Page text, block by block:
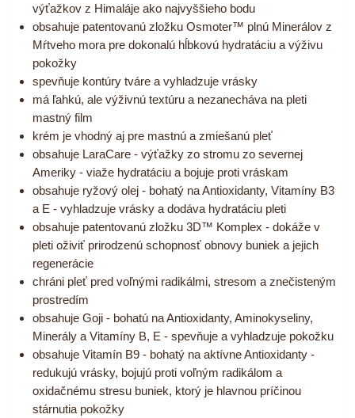
výťažkov z Himaláje ako najvyššieho bodu
obsahuje patentovanú zložku Osmoter™ plnú Minerálov z
Mŕtveho mora pre dokonalú hĺbkovú hydratáciu a výživu
pokožky
spevňuje kontúry tváre a vyhladzuje vrásky
má ľahkú, ale výživnú textúru a nezanecháva na pleti
mastný film
krém je vhodný aj pre mastnú a zmiešanú pleť
obsahuje LaraCare - výťažky zo stromu zo severnej
Ameriky - viaže hydratáciu a bojuje proti vráskam
obsahuje ryžový olej - bohatý na Antioxidanty, Vitamíny B3
a E - vyhladzuje vrásky a dodáva hydratáciu pleti
obsahuje patentovanú zložku 3D™ Komplex - dokáže v
pleti oživiť prirodzenú schopnosť obnovy buniek a jejich
regenerácie
chráni pleť pred voľnými radikálmi, stresom a znečisteným
prostredím
obsahuje Goji - bohatú na Antioxidanty, Aminokyseliny,
Minerály a Vitamíny B, E - spevňuje a vyhladzuje pokožku
obsahuje Vitamín B9 - bohatý na aktívne Antioxidanty -
redukujú vrásky, bojujú proti voľným radikálom a
oxidačnému stresu buniek, ktorý je hlavnou príčinou
stárnutia pokožky